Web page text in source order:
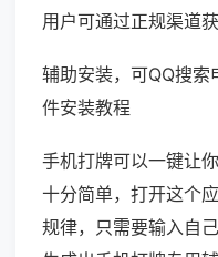
用户可通过正规渠道获
辅助安装，可QQ搜
件安装教程
手机打牌可以一键让
十分简单，打开这个
规律，只需要输入自